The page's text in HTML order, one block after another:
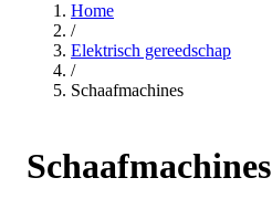
Home
/
Elektrisch gereedschap
/
Schaafmachines
Schaafmachines